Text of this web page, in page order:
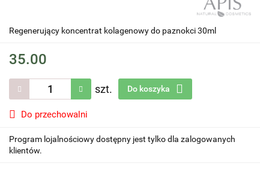
Regenerujący koncentrat kolagenowy do paznokci 30ml
35.00
szt. Do koszyka
Do przechowalni
Program lojalnościowy dostępny jest tylko dla zalogowanych
klientów.